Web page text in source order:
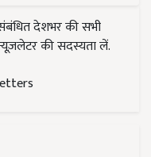
देशभर की सभी
की सदस्यता लें.